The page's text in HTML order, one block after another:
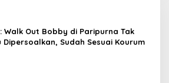
Walk Out Bobby di Paripurna Tak
Dipersoalkan, Sudah Sesuai Kourum